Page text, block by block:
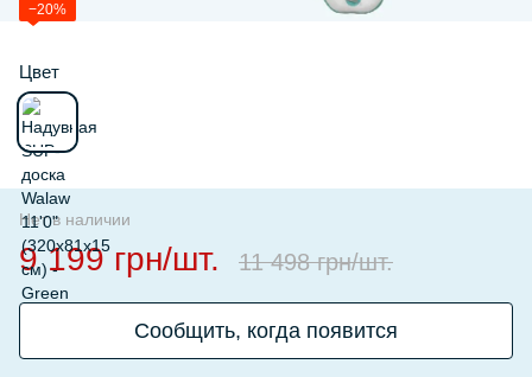
−20%
Цвет
Нет в наличии
9 199 грн/шт. 11 498 грн/шт.
Сообщить, когда появится